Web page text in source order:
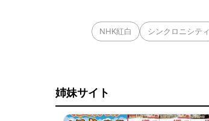
NHK紅白 シンクロニシティ
姉妹サイト